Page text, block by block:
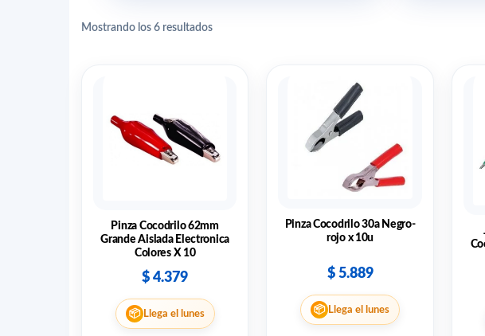
Mostrando los 6 resultados
Pinza Cocodrilo 62mm
Grande Aislada Electronica
Colores X 10
$ 4.379
📦 Llega el lunes
Pinza Cocodrilo 30a Negro-
rojo x 10u
$5.889
📦 Llega el lunes